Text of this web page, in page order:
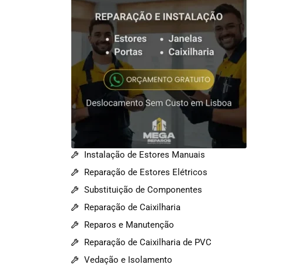
Instalação de Estores Manuais
Reparação de Estores Elétricos
Substituição de Componentes
Reparação de Caixilharia
Reparos e Manutenção
Reparação de Caixilharia de PVC
Vedação e Isolamento